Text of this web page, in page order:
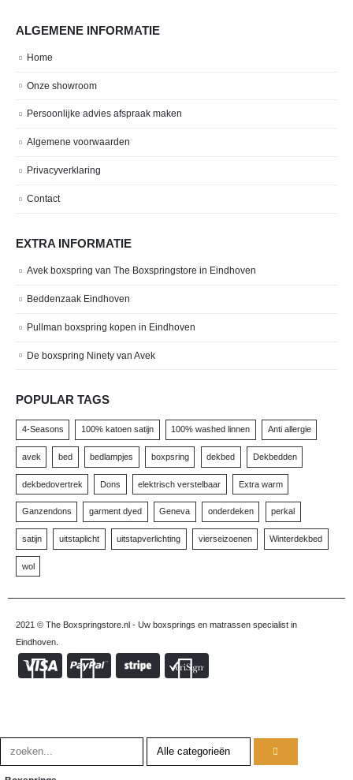
ALGEMENE INFORMATIE
Home
Onze showroom
Persoonlijke advies afspraak maken
Algemene voorwaarden
Privacyverklaring
Contact
EXTRA INFORMATIE
Avek boxspring van The Boxspringstore in Eindhoven
Beddenzaak Eindhoven
Pullman boxspring kopen in Eindhoven
De boxspring Ninety van Avek
POPULAR TAGS
4-Seasons 100% katoen satijn 100% washed linnen Anti allergie
avek bed bedlampjes boxpsring dekbed Dekbedden
dekbedovertrek Dons elektrisch verstelbaar Extra warm
Ganzendons garment dyed Geneva onderdeken perkal
satijn uitstaplicht uitstapverlichting vierseizoenen Winterdekbed
wol
2021 © The Boxspringstore.nl - Uw boxsprings en matrassen specialist in
Eindhoven.